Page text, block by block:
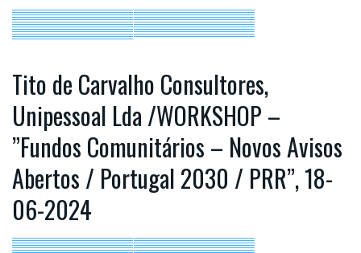
Tito de Carvalho Consultores,
Unipessoal Lda /WORKSHOP –
”Fundos Comunitários – Novos Avisos
Abertos / Portugal 2030 / PRR”, 18-
06-2024